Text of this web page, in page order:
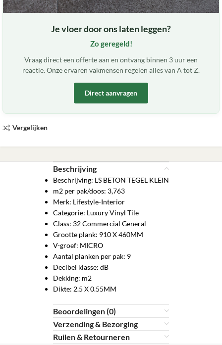
Je vloer door ons laten leggen?
Zo geregeld!
Vraag direct een offerte aan en ontvang binnen 3 uur een
reactie. Onze ervaren vakmensen regelen alles van A tot Z.
Direct aanvragen
Vergelijken
Beschrijving
Beschrijving: LS BETON TEGEL KLEIN
m2 per pak/doos: 3,763
Merk: Lifestyle-Interior
Categorie: Luxury Vinyl Tile
Class: 32 Commercial General
Grootte plank: 910 X 460MM
V-groef: MICRO
Aantal planken per pak: 9
Decibel klasse: dB
Dekking: m2
Dikte: 2.5 X 0.55MM
Beoordelingen (0)
Verzending & Bezorging
Ruilen & Retourneren